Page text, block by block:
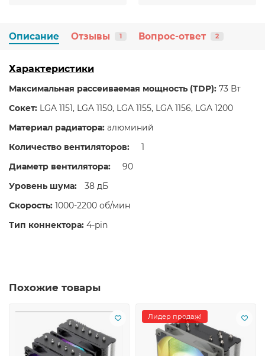
Описание Отзывы 1 Вопрос-ответ 2
Характеристики
Максимальная рассеиваемая мощность (TDP): 73 Вт
Сокет: LGA 1151, LGA 1150, LGA 1155, LGA 1156, LGA 1200
Материал радиатора: алюминий
Количество вентиляторов:
1
Диаметр вентилятора:
90
Уровень шума:
38 дБ
Скорость: 1000-2200 об/мин
Тип коннектора: 4-pin
Похожие товары
Лидер продаж!